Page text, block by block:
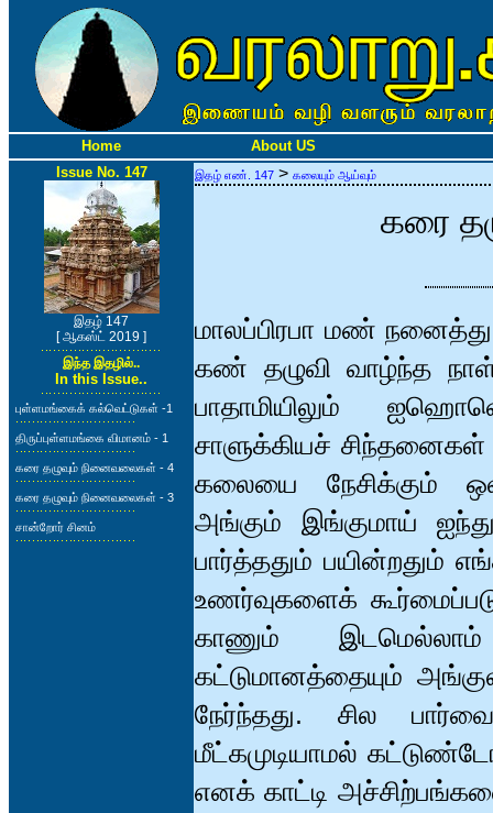
Home
About US
Issue No. 147
இதழ் 147
[ ஆகஸ்ட் 2019 ]
இந்த இதழில்..
In this Issue..
புள்ளமங்கைக் கல்வெட்டுகள் ‍-1
திருப்புள்ளமங்கை விமானம் - 1
கரை தழுவும் நினைவலைகள் - 4
கரை தழுவும் நினைவலைகள் - 3
சான்றோர் சினம்
இதழ் எண். 147 > கலையும் ஆய்வும்
கரை
மாலப்பிரபா மண்
கண் தழுவி வாழ்ந்த
பாதாமியிலும்
சாளுக்கியச் சிந்தனைகள்
கலையை நேசிக்கும்
அங்கும் இங்குமாய்
பார்த்ததும் பயின்றதும்
உணர்வுகளைக்
காணும்
கட்டுமானத்தையும்
நேர்ந்தது. சில
மீட்கமுடியாமல்
எனக் காட்டி